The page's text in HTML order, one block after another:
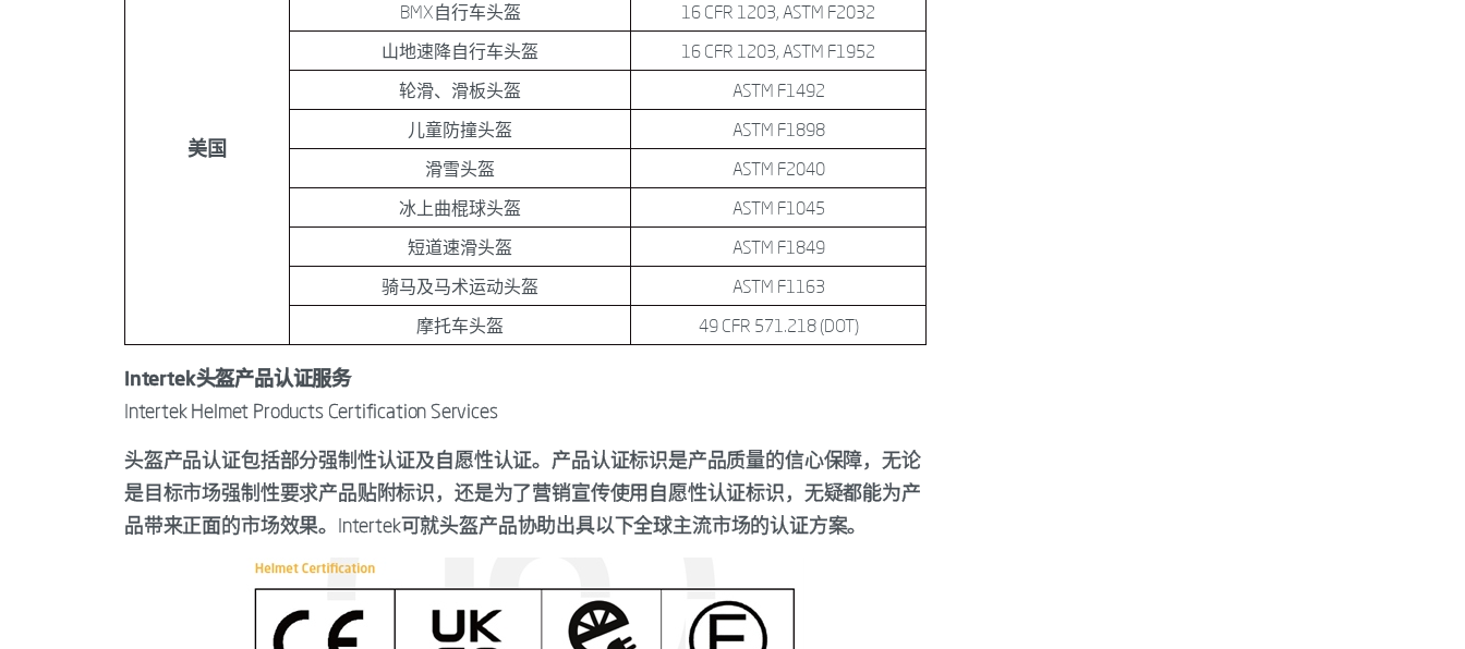
美国
BMX自行车头盔
16 CFR 1203, ASTM F2032
山地速降自行车头盔
16 CFR 1203, ASTM F1952
轮滑、滑板头盔
ASTM F1492
儿童防撞头盔
ASTM F1898
滑雪头盔
ASTM F2040
冰上曲棍球头盔
ASTM F1045
短道速滑头盔
ASTM F1849
骑马及马术运动头盔
ASTM F1163
摩托车头盔
49 CFR 571.218 (DOT)
Intertek头盔产品认证服务
Intertek Helmet Products Certification Services
头盔产品认证包括部分强制性认证及自愿性认证。产品认证标识是产品质量的信心保障，无论
是目标市场强制性要求产品贴附标识，还是为了营销宣传使用自愿性认证标识，无疑都能为产
品带来正面的市场效果。Intertek可就头盔产品协助出具以下全球主流市场的认证方案。